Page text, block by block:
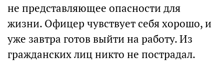
не представляющее опасности для
жизни. Офицер чувствует себя хорошо, и
уже завтра готов выйти на работу. Из
гражданских лиц никто не пострадал.